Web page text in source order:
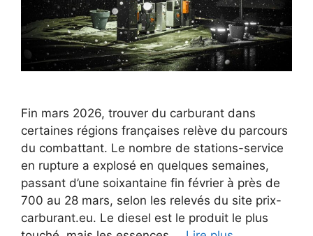
Fin mars 2026, trouver du carburant dans
certaines régions françaises relève du parcours
du combattant. Le nombre de stations-service
en rupture a explosé en quelques semaines,
passant d’une soixantaine fin février à près de
700 au 28 mars, selon les relevés du site prix-
carburant.eu. Le diesel est le produit le plus